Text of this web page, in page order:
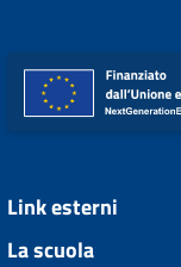
Link esterni
La scuola